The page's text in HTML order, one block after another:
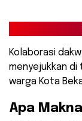
Kolaborasi
menyejukkan di
warga Kota
​Apa